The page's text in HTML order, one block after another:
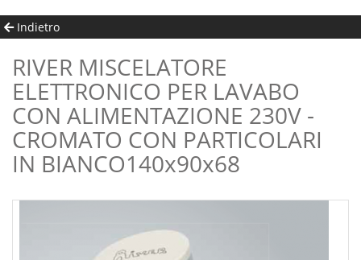
Indietro
RIVER MISCELATORE
ELETTRONICO PER LAVABO
CON ALIMENTAZIONE 230V -
CROMATO CON PARTICOLARI
IN BIANCO140x90x68